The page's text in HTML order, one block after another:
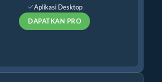
Aplikasi Desktop
DAPATKAN PRO